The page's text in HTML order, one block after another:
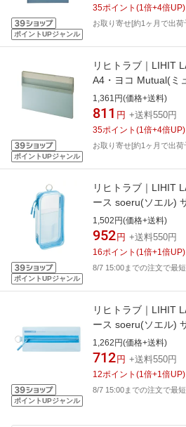
ポイントUPジャンル
35ポイント (1倍+4倍UP)
お取り寄せ[約1ヶ月で出荷
ポイントUPジャンル
リヒトラブ｜LIHIT
A4・ヨコ Mutual(ミ
ー A2071-14
1,361円(価格+送料)
811 円 +送料550円
35ポイント (1倍+4倍UP)
お取り寄せ[約1ヶ月で出荷
ポイントUPジャンル
リヒトラブ｜LIHIT
ース soeru(ソエル)
1,502円(価格+送料)
952 円 +送料550円
16ポイント (1倍+1倍UP)
8/7 15:00までの注文で最
ポイントUPジャンル
リヒトラブ｜LIHIT
ース soeru(ソエル)
1,262円(価格+送料)
712 円 +送料550円
12ポイント (1倍+1倍UP)
8/7 15:00までの注文で最